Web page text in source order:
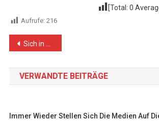
[Total: 0
Aufrufe: 216
Beitragsnavigation
Sich in der Mitte der Gesellschaft mit Geschichte auseinandersetzen
VERWANDTE BEITRÄGE
Immer Wieder Stellen Sich Die Medien Auf